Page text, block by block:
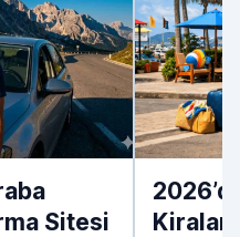
Sitesi